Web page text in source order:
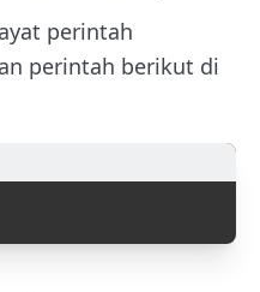
perintah
perintah berikut di